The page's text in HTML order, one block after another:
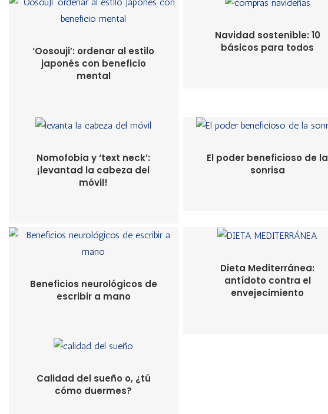
‘Oosouji’: ordenar al estilo
japonés con beneficio
mental
Navidad sostenible: 10
básicos para todos
Nomofobia y ‘text neck’:
¡levantad la cabeza del
móvil!
El poder beneficioso de la
sonrisa
Beneficios neurológicos de
escribir a mano
Dieta Mediterránea:
antídoto contra el
envejecimiento
Calidad del sueño o, ¿tú
cómo duermes?